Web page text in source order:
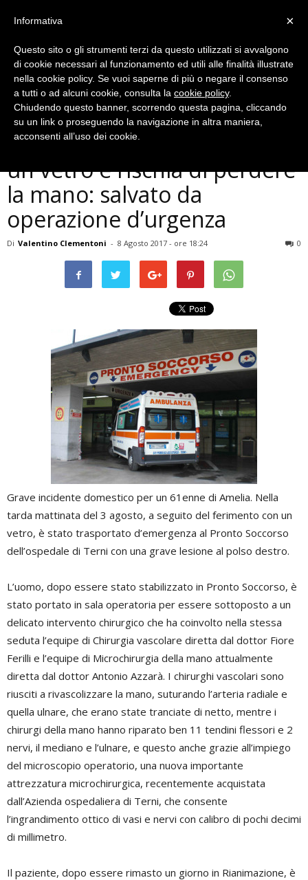
Cronaca
Amelia, si ferisce in casa con
un vetro e rischia di perdere
la mano: salvato da
operazione d’urgenza
Di Valentino Clementoni - 8 Agosto 2017 - ore 18:24 0
Grave incidente domestico per un 61enne di Amelia. Nella
tarda mattinata del 3 agosto, a seguito del ferimento con un
vetro, è stato trasportato d’emergenza al Pronto Soccorso
dell’ospedale di Terni con una grave lesione al polso destro.
L’uomo, dopo essere stato stabilizzato in Pronto Soccorso, è
stato portato in sala operatoria per essere sottoposto a un
delicato intervento chirurgico che ha coinvolto nella stessa
seduta l’equipe di Chirurgia vascolare diretta dal dottor Fiore
Ferilli e l’equipe di Microchirurgia della mano attualmente
diretta dal dottor Antonio Azzarà. I chirurghi vascolari sono
riusciti a rivascolizzare la mano, suturando l’arteria radiale e
quella ulnare, che erano state tranciate di netto, mentre i
chirurgi della mano hanno riparato ben 11 tendini flessori e 2
nervi, il mediano e l’ulnare, e questo anche grazie all’impiego
del microscopio operatorio, una nuova importante
attrezzatura microchirurgica, recentemente acquistata
dall’Azienda ospedaliera di Terni, che consente
l’ingrandimento ottico di vasi e nervi con calibro di pochi decimi
di millimetro.
Il paziente, dopo essere rimasto un giorno in Rianimazione, è
×
Informativa
Questo sito o gli strumenti terzi da questo utilizzati si avvalgono
di cookie necessari al funzionamento ed utili alle finalità illustrate
nella cookie policy. Se vuoi saperne di più o negare il consenso
a tutti o ad alcuni cookie, consulta la cookie policy.
Chiudendo questo banner, scorrendo questa pagina, cliccando
su un link o proseguendo la navigazione in altra maniera,
acconsenti all’uso dei cookie.